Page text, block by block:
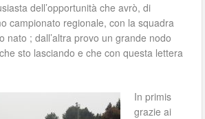
dell’opportunità che avrò, di
campionato regionale, con la squadra
nato ; dall’altra provo un grande nodo
sto lasciando e che con questa lettera
In primis
grazie ai